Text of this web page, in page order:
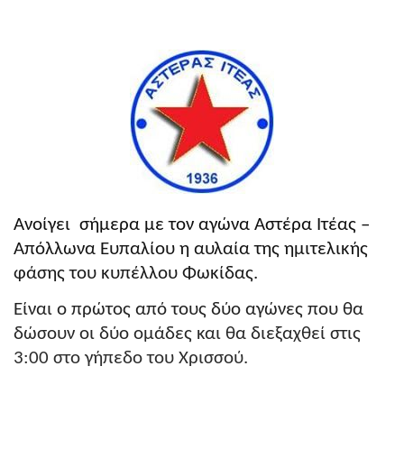
Ανοίγει σήμερα με τον αγώνα Αστέρα Ιτέας –
Απόλλωνα Ευπαλίου η αυλαία της ημιτελικής
φάσης του κυπέλλου Φωκίδας.
Είναι ο πρώτος από τους δύο αγώνες που θα
δώσουν οι δύο ομάδες και θα διεξαχθεί στις
3:00 στο γήπεδο του Χρισσού.